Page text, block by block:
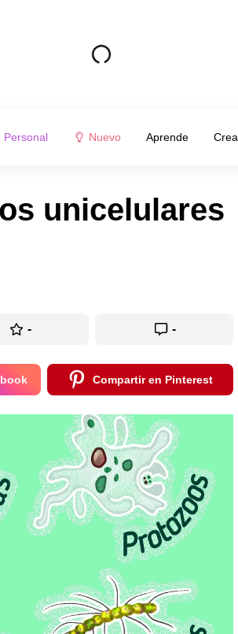
Personal Nuevo Aprende Crea
unicelulares
- -
Compartir en Pinterest